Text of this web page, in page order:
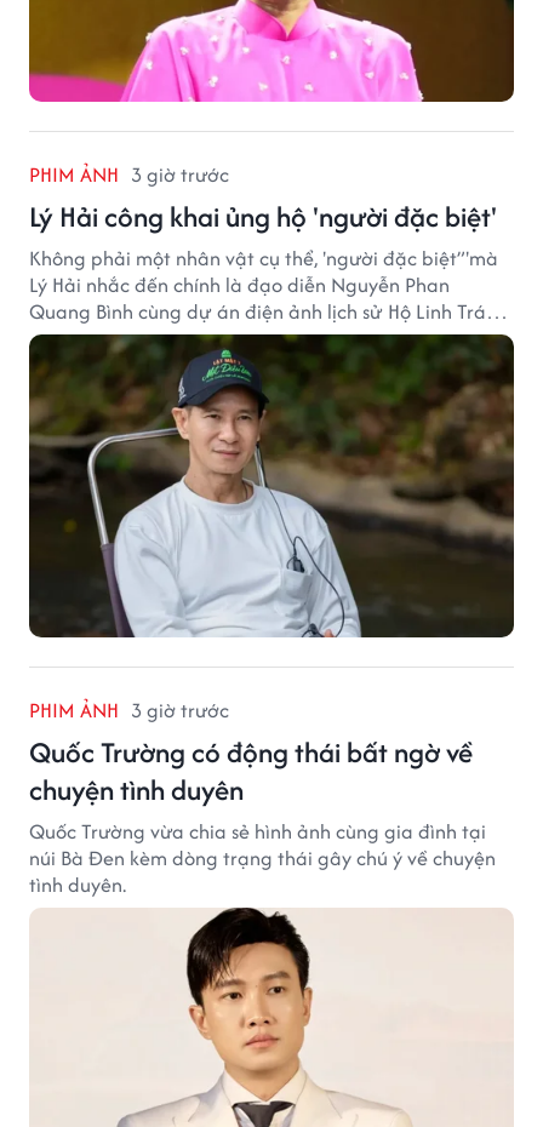
PHIM ẢNH 3 giờ trước
Lý Hải công khai ủng hộ 'người đặc biệt'
Không phải một nhân vật cụ thể, 'người đặc biệt”'mà
Lý Hải nhắc đến chính là đạo diễn Nguyễn Phan
Quang Bình cùng dự án điện ảnh lịch sử Hộ Linh Tráng
Sĩ: Bí Ẩn Mộ Vua Đinh.
PHIM ẢNH 3 giờ trước
Quốc Trường có động thái bất ngờ về
chuyện tình duyên
Quốc Trường vừa chia sẻ hình ảnh cùng gia đình tại
núi Bà Đen kèm dòng trạng thái gây chú ý về chuyện
tình duyên.